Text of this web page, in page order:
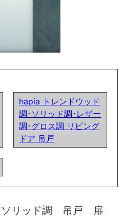
hapia トレンドウッド
調･ソリッド調･レザー
調･グロス調 リビング
ドア 吊戸
ソリッド調 吊戸 扉